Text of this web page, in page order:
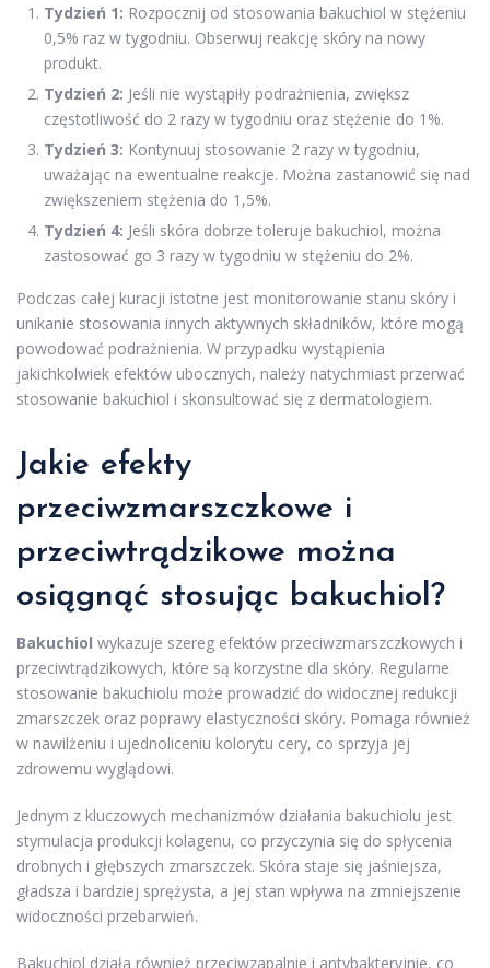
Tydzień 1: Rozpocznij od stosowania bakuchiol w stężeniu
0,5% raz w tygodniu. Obserwuj reakcję skóry na nowy
produkt.
Tydzień 2: Jeśli nie wystąpiły podrażnienia, zwiększ
częstotliwość do 2 razy w tygodniu oraz stężenie do 1%.
Tydzień 3: Kontynuuj stosowanie 2 razy w tygodniu,
uważając na ewentualne reakcje. Można zastanowić się nad
zwiększeniem stężenia do 1,5%.
Tydzień 4: Jeśli skóra dobrze toleruje bakuchiol, można
zastosować go 3 razy w tygodniu w stężeniu do 2%.
Podczas całej kuracji istotne jest monitorowanie stanu skóry i
unikanie stosowania innych aktywnych składników, które mogą
powodować podrażnienia. W przypadku wystąpienia
jakichkolwiek efektów ubocznych, należy natychmiast przerwać
stosowanie bakuchiol i skonsultować się z dermatologiem.
Jakie efekty
przeciwzmarszczkowe i
przeciwtrądzikowe można
osiągnąć stosując bakuchiol?
Bakuchiol wykazuje szereg efektów przeciwzmarszczkowych i
przeciwtrądzikowych, które są korzystne dla skóry. Regularne
stosowanie bakuchiolu może prowadzić do widocznej redukcji
zmarszczek oraz poprawy elastyczności skóry. Pomaga również
w nawilżeniu i ujednoliceniu kolorytu cery, co sprzyja jej
zdrowemu wyglądowi.
Jednym z kluczowych mechanizmów działania bakuchiolu jest
stymulacja produkcji kolagenu, co przyczynia się do spłycenia
drobnych i głębszych zmarszczek. Skóra staje się jaśniejsza,
gładsza i bardziej sprężysta, a jej stan wpływa na zmniejszenie
widoczności przebarwień.
Bakuchiol działa również przeciwzapalnie i antybakteryjnie, co